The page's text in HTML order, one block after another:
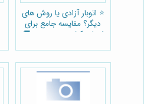
⭐️ اتوبار آزادی یا روش های
دیگر؟ مقایسه جامع برای
اسباب کشی بی دردسر 🚚